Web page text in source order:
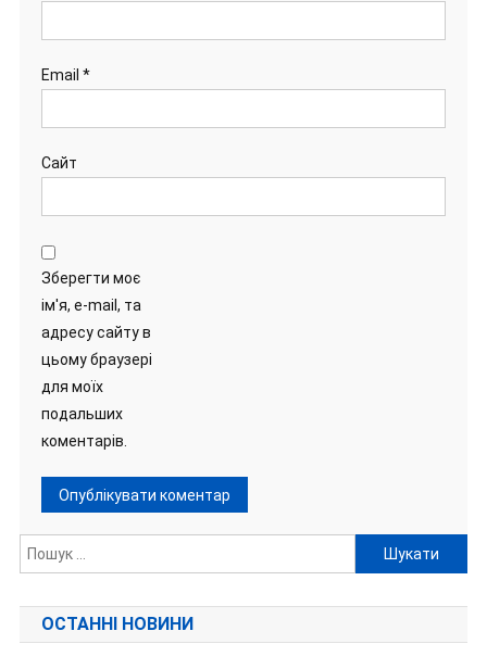
Email *
Сайт
Зберегти моє
ім'я, e-mail, та
адресу сайту в
цьому браузері
для моїх
подальших
коментарів.
Пошук:
ОСТАННІ НОВИНИ